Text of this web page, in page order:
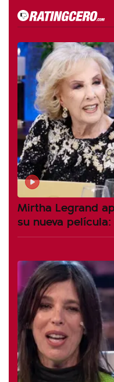
Mirtha Legrand
su nueva